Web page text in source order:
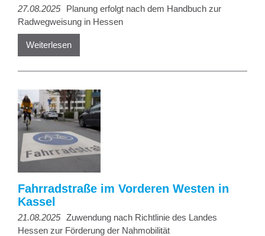
27.08.2025
Planung erfolgt nach dem Handbuch zur
Radwegweisung in Hessen
Weiterlesen
Fahrradstraße im Vorderen Westen in
Kassel
21.08.2025 Zuwendung nach Richtlinie des Landes
Hessen zur Förderung der Nahmobilität